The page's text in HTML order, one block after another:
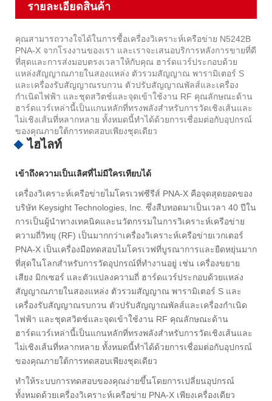
รายละเอียดสินค้า
คุณสามารถวางใจได้ในการซื้อเครื่องวิเคราะห์เครือข่าย N5242B
PNA-X จากโรงงานของเรา และเราจะเสนอบริการหลังการขายที่ดี
ที่สุดและการส่งมอบตรงเวลาให้กับคุณ ฮาร์ดแวร์ประกอบด้วย
แหล่งสัญญาณภายในสองแหล่ง ตัวรวมสัญญาณ พารามิเตอร์ S
และเครื่องรับสัญญาณรบกวน ตัวปรับสัญญาณพัลส์และเครื่อง
กำเนิดไฟฟ้า และชุดสวิตช์และจุดเข้าใช้งาน RF คุณลักษณะด้าน
ฮาร์ดแวร์เหล่านี้เป็นแกนหลักที่ทรงพลังสำหรับการวัดเชิงเส้นและ
ไม่เชิงเส้นที่หลากหลาย ทั้งหมดนี้ทำได้ด้วยการเชื่อมต่อกับอุปกรณ์
ของคุณภายใต้การทดสอบเพียงชุดเดียว
ไฮไลท์
เข้าถึงความเป็นเลิศที่ไม่มีใครเทียบได้
เครื่องวิเคราะห์เครือข่ายไมโครเวฟซีรีส์ PNA-X คือจุดสุดยอดของ
บริษัท Keysight Technologies, Inc. ซึ่งสืบทอดมาเป็นเวลา 40 ปีใน
การเป็นผู้นำทางเทคนิคและนวัตกรรมในการวิเคราะห์เครือข่าย
ความถี่วิทยุ (RF) เป็นมากกว่าเครื่องวิเคราะห์เครือข่ายเวกเตอร์
PNA-X เป็นเครื่องมือทดสอบไมโครเวฟที่บูรณาการและยืดหยุ่นมาก
ที่สุดในโลกสำหรับการวัดอุปกรณ์ที่ทำงานอยู่ เช่น เครื่องขยาย
เสียง มิกเซอร์ และตัวแปลงความถี่ ฮาร์ดแวร์ประกอบด้วยแหล่ง
สัญญาณภายในสองแหล่ง ตัวรวมสัญญาณ พารามิเตอร์ S และ
เครื่องรับสัญญาณรบกวน ตัวปรับสัญญาณพัลส์และเครื่องกำเนิด
ไฟฟ้า และชุดสวิตช์และจุดเข้าใช้งาน RF คุณลักษณะด้าน
ฮาร์ดแวร์เหล่านี้เป็นแกนหลักที่ทรงพลังสำหรับการวัดเชิงเส้นและ
ไม่เชิงเส้นที่หลากหลาย ทั้งหมดนี้ทำได้ด้วยการเชื่อมต่อกับอุปกรณ์
ของคุณภายใต้การทดสอบเพียงชุดเดียว
ทำให้ระบบการทดสอบของคุณง่ายขึ้นโดยการเปลี่ยนอุปกรณ์
ทั้งหมดด้วยเครื่องวิเคราะห์เครือข่าย PNA-X เพียงเครื่องเดียว